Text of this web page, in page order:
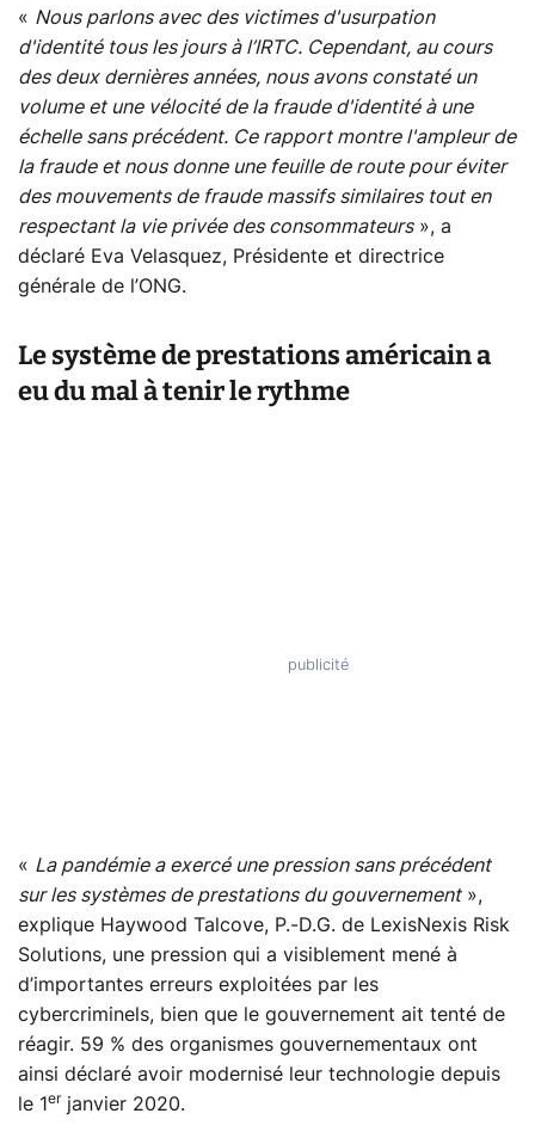
« Nous parlons avec des victimes d'usurpation
d'identité tous les jours à l’IRTC. Cependant, au cours
des deux dernières années, nous avons constaté un
volume et une vélocité de la fraude d'identité à une
échelle sans précédent. Ce rapport montre l'ampleur de
la fraude et nous donne une feuille de route pour éviter
des mouvements de fraude massifs similaires tout en
respectant la vie privée des consommateurs», a
déclaré Eva Velasquez, Présidente et directrice
générale de l’ONG.
Le système de prestations américain a
eu du mal à tenir le rythme
« La pandémie a exercé une pression sans précédent
sur les systèmes de prestations du gouvernement»,
explique Haywood Talcove, P.-D.G. de LexisNexis Risk
Solutions, une pression qui a visiblement mené à
d’importantes erreurs exploitées par les
cybercriminels, bien que le gouvernement ait tenté de
réagir. 59 % des organismes gouvernementaux ont
ainsi déclaré avoir modernisé leur technologie depuis
le 1 er janvier 2020.